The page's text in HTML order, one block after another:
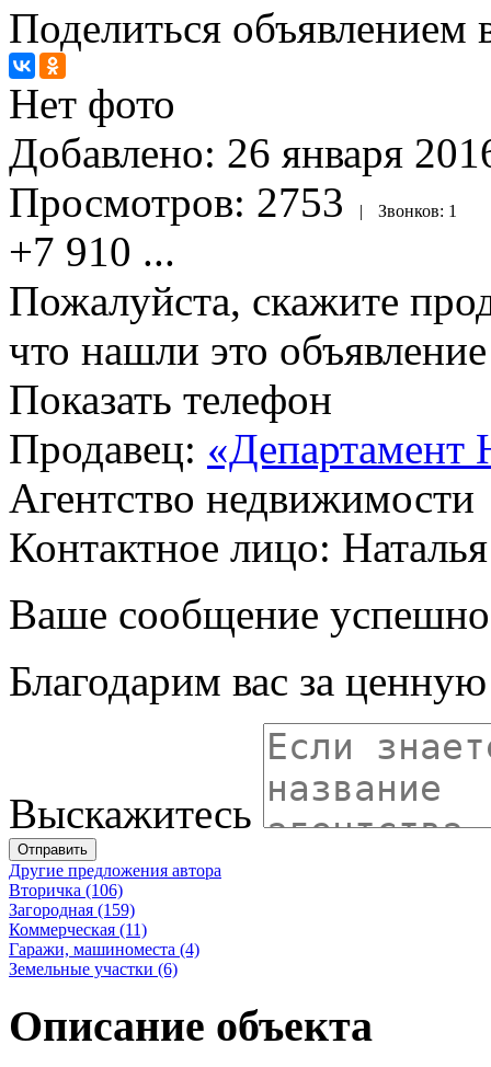
Поделиться объявлением
Нет фото
Добавлено: 26 января
Просмотров: 2753 | Звонков: 1
+7 910 ...
Пожалуйста, скажите
что нашли это
Показать телефон
Продавец: «Департамент
Агентство недвижимости
Контактное лицо: Наталья
Ваше сообщение успешно
Благодарим вас за
Выскажитесь
Отправить
Другие предложения автора
Вторичка (106)
Загородная (159)
Коммерческая (11)
Гаражи, машиноместа (4)
Земельные участки (6)
Описание объекта